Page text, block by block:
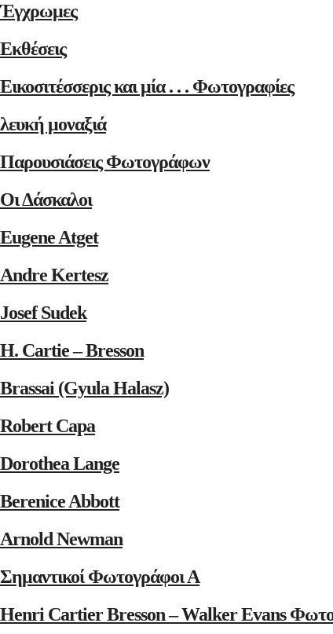
Έγχρωμες
Εκθέσεις
Εικοσιτέσσερις και μία . . . Φωτογραφίες
λευκή μοναξιά
Παρουσιάσεις Φωτογράφων
Οι Δάσκαλοι
Eugene Atget
Andre Kertesz
Josef Sudek
H. Cartie – Bresson
Brassai (Gyula Halasz)
Robert Capa
Dorothea Lange
Berenice Abbott
Arnold Newman
Σημαντικοί Φωτογράφοι Α
Henri Cartier Bresson – Walker Evans